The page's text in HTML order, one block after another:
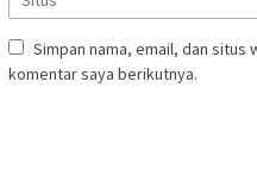
Simpan nama, email, dan situs
komentar saya berikutnya.